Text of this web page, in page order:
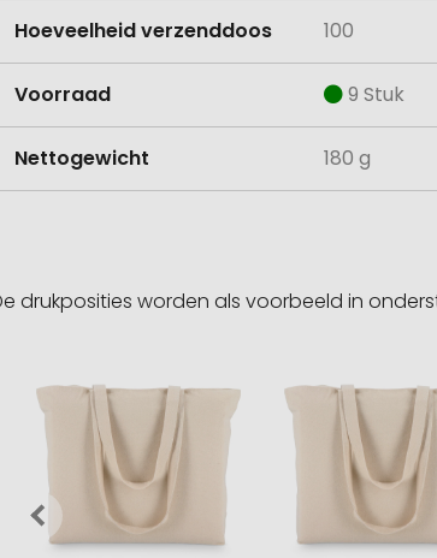
Hoeveelheid verzenddoos 100
Voorraad 9 Stuk
Nettogewicht 180 g
drukposities worden als voorbeeld in